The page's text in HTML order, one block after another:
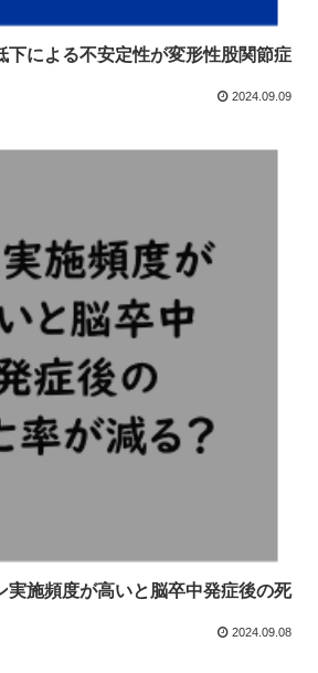
下による不安定性が変形性股関節症
2024.09.09
実施頻度が高いと脳卒中発症後の死
2024.09.08